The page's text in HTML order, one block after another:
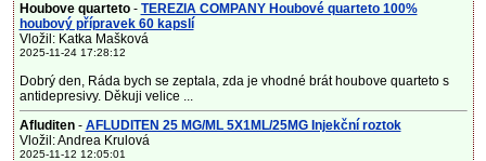
Houbove quarteto- TEREZIA COMPANY Houbové quarteto 100%
houbový přípravek 60 kapslí
Vložil: Katka Mašková
2025-11-24 17:28:12
Dobrý den, Ráda bych se zeptala, zda je vhodné brát houbove quarteto s
antidepresivy. Děkuji velice ...
Afluditen- AFLUDITEN 25 MG/ML 5X1ML/25MG Injekční roztok
Vložil: Andrea Krulová
2025-11-12 12:05:01